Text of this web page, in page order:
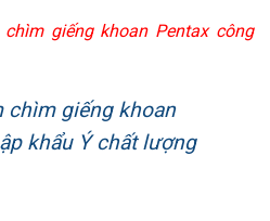
giếng khoan Pentax công
chìm giếng khoan
khẩu Ý chất lượng